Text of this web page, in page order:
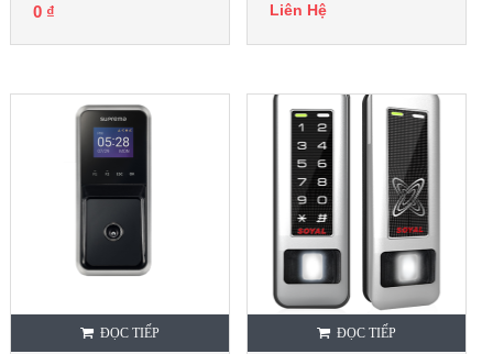
0 ₫ Liên Hệ
ĐỌC TIẾP ĐỌC TIẾP